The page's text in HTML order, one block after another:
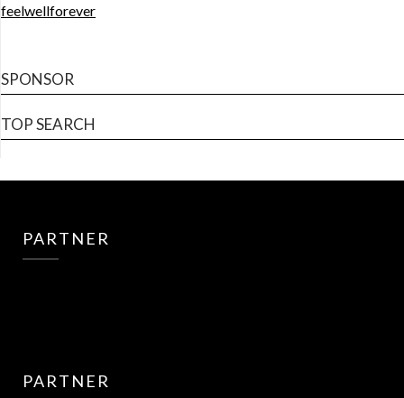
feelwellforever
SPONSOR
TOP SEARCH
PARTNER
PARTNER